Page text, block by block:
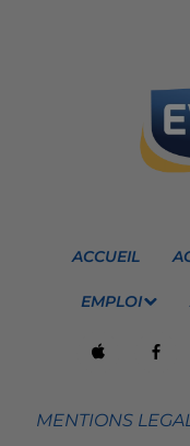
ACCUEIL
EMPLOI
MENTIONS